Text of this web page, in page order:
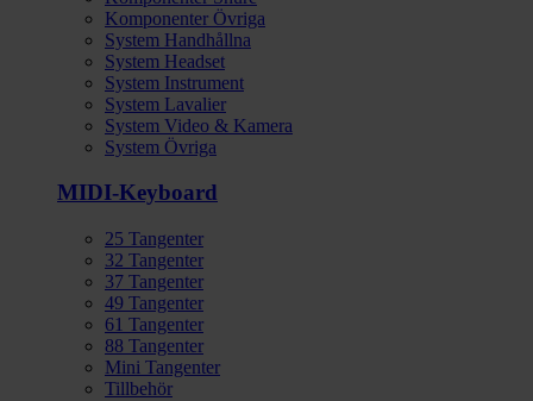
Komponenter Övriga
System Handhållna
System Headset
System Instrument
System Lavalier
System Video & Kamera
System Övriga
MIDI-Keyboard
25 Tangenter
32 Tangenter
37 Tangenter
49 Tangenter
61 Tangenter
88 Tangenter
Mini Tangenter
Tillbehör